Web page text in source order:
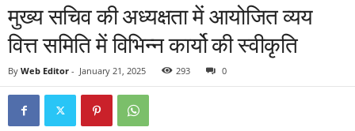
मुख्य सचिव की अध्यक्षता में आयोजित व्यय
वित्त समिति में विभिन्न कार्यो की स्वीकृति
By Web Editor - January 21, 2025 293 0